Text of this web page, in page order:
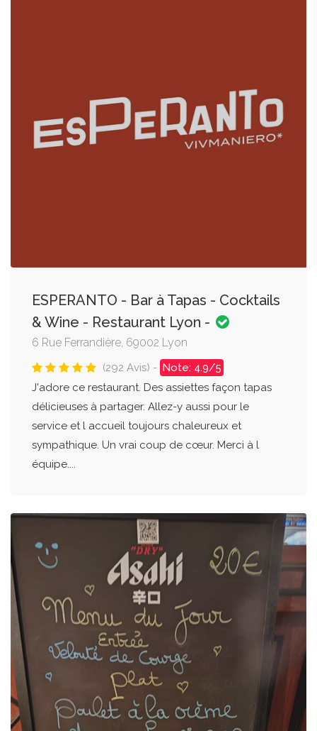
ESPERANTO - Bar à Tapas - Cocktails
& Wine - Restaurant Lyon -
6 Rue Ferrandière, 69002 Lyon
(292 Avis) - Note: 4.9/5
J'adore ce restaurant. Des assiettes façon tapas
délicieuses à partager. Allez-y aussi pour le
service et l accueil toujours chaleureux et
sympathique. Un vrai coup de cœur. Merci à l
équipe....